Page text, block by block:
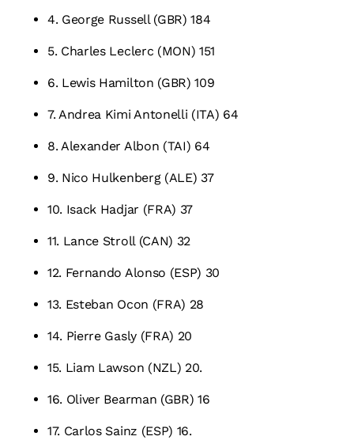
4. George Russell (GBR) 184
5. Charles Leclerc (MON) 151
6. Lewis Hamilton (GBR) 109
7. Andrea Kimi Antonelli (ITA) 64
8. Alexander Albon (TAI) 64
9. Nico Hulkenberg (ALE) 37
10. Isack Hadjar (FRA) 37
11. Lance Stroll (CAN) 32
12. Fernando Alonso (ESP) 30
13. Esteban Ocon (FRA) 28
14. Pierre Gasly (FRA) 20
15. Liam Lawson (NZL) 20.
16. Oliver Bearman (GBR) 16
17. Carlos Sainz (ESP) 16.